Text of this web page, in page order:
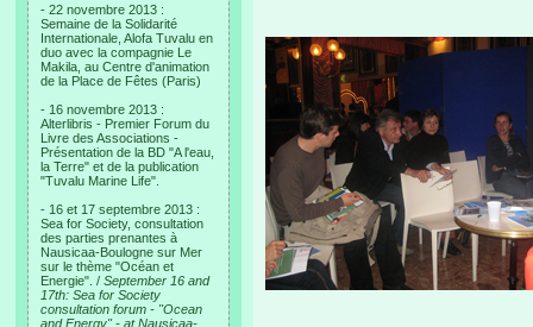
- 22 novembre 2013 :
Semaine de la Solidarité
Internationale, Alofa Tuvalu en
duo avec la compagnie Le
Makila, au Centre d'animation
de la Place de Fêtes (Paris)
- 16 novembre 2013 :
Alterlibris - Premier Forum du
Livre des Associations -
Présentation de la BD "A l'eau,
la Terre" et de la publication
"Tuvalu Marine Life".
- 16 et 17 septembre 2013 :
Sea for Society, consultation
des parties prenantes à
Nausicaa-Boulogne sur Mer
sur le thème "Océan et
Energie". / September 16 and
17th: Sea for Society
consultation forum - "Ocean
and Energy" - at Nausicaa-